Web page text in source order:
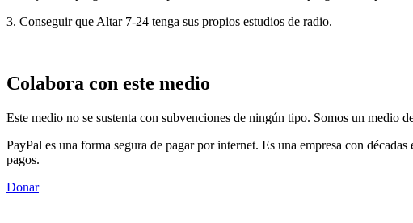
3. Conseguir que Altar 7-24 tenga sus propios estudios de radio.
Colabora con este medio
Este medio no se sustenta con subvenciones de ningún tipo. Somos un medio
PayPal es una forma segura de pagar por internet. Es una empresa con
pagos.
Donar